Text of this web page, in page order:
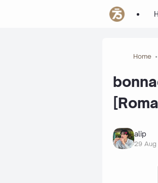
Home
alip
29